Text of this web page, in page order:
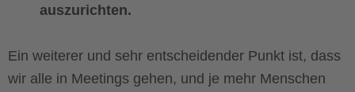
auszurichten.
Ein weiterer und sehr entscheidender Punkt ist, dass
wir alle in Meetings gehen, und je mehr Menschen